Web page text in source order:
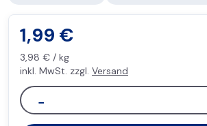
1,99 €
3,98 € / kg
inkl. MwSt. zzgl. Versand
−